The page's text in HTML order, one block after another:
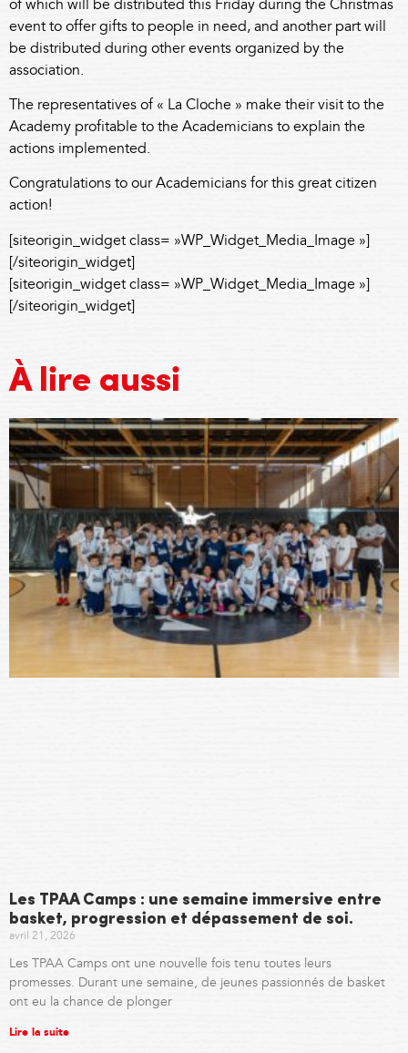
of which will be distributed this Friday during the Christmas
event to offer gifts to people in need, and another part will
be distributed during other events organized by the
association.
The representatives of « La Cloche » make their visit to the
Academy profitable to the Academicians to explain the
actions implemented.
Congratulations to our Academicians for this great citizen
action!
[siteorigin_widget class= »WP_Widget_Media_Image »]
[/siteorigin_widget]
[siteorigin_widget class= »WP_Widget_Media_Image »]
[/siteorigin_widget]
À lire aussi
Les TPAA Camps : une semaine immersive entre
basket, progression et dépassement de soi.
avril 21, 2026
Les TPAA Camps ont une nouvelle fois tenu toutes leurs
promesses. Durant une semaine, de jeunes passionnés de basket
ont eu la chance de plonger
Lire la suite